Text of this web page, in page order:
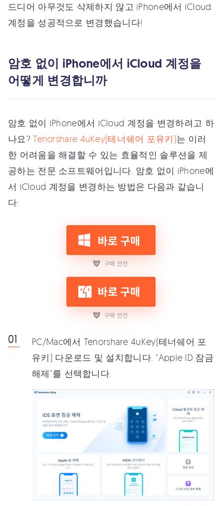
드디어 아무것도 삭제하지 않고 iPhone에서 iCloud
계정을 성공적으로 변경했습니다!
암호 없이 iPhone에서 iCloud 계정을
어떻게 변경합니까
암호 없이 iPhone에서 iCloud 계정을 변경하려고 하
나요?Tenorshare 4uKey(테너쉐어 포유키)는 이러
한 어려움을 해결할 수 있는 효율적인 솔루션을 제
공하는 전문 소프트웨어입니다. 암호 없이 iPhone에
서 iCloud 계정을 변경하는 방법은 다음과 같습니
다:
PC/Mac에서 Tenorshare 4uKey(테너쉐어 포
유키) 다운로드 및 설치합니다. "Apple ID 잠금
해제"를 선택합니다.